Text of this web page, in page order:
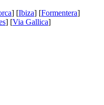
] [Ibiza] [Formentera]
] [Via Gallica]